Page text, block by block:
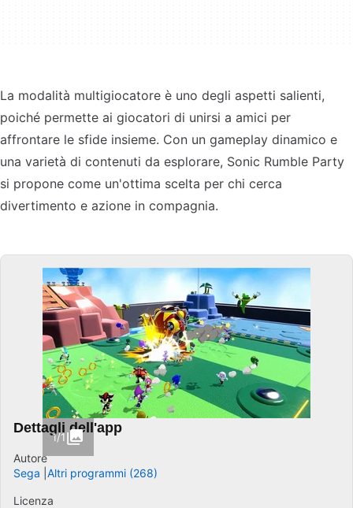
La modalità multigiocatore è uno degli aspetti salienti,
poiché permette ai giocatori di unirsi a amici per
affrontare le sfide insieme. Con un gameplay dinamico e
una varietà di contenuti da esplorare, Sonic Rumble Party
si propone come un'ottima scelta per chi cerca
divertimento e azione in compagnia.
1/1
Dettagli dell'app
Autore
Sega Altri programmi (268)
Licenza